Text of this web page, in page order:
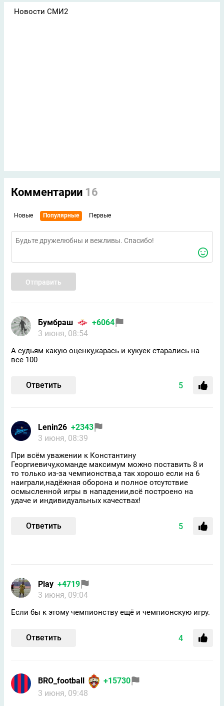
Новости СМИ2
Комментарии 16
Новые Популярные Первые
Отправить
Бумбраш
+6064
3 июня, 08:54
А судьям какую оценку,карась и кукуек старались на
все 100
Ответить 5
Lenin26 +2343
3 июня, 08:39
При всём уважении к Константину
Георгиевичу,команде максимум можно поставить 8 и
то только из-за чемпионства,а так хорошо если на 6
наиграли,надёжная оборона и полное отсутствие
осмысленной игры в нападении,всё построено на
удаче и индивидуальных качествах!
Ответить 5
Play +4719
3 июня, 09:04
Если бы к этому чемпионству ещё и чемпионскую игру.
Ответить 4
BRO_football
+15730
3 июня, 09:48